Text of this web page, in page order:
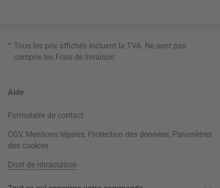
* Tous les prix affichés incluent la TVA. Ne sont pas
compris les Frais de livraison
Aide
Formulaire de contact
CGV, Mentions légales, Protection des données, Paramètres
des cookies
Droit de rétractation